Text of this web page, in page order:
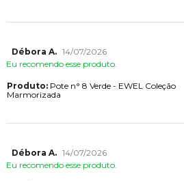
Débora A. 14/07/2026
Eu recomendo esse produto.
Produto:Pote n° 8 Verde - EWEL Coleção
Marmorizada
Débora A. 14/07/2026
Eu recomendo esse produto.